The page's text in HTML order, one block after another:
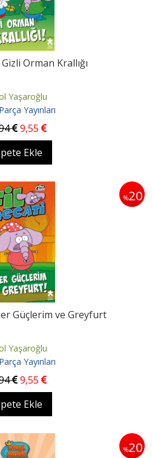
Orman Krallığı
Yaşaroğlu
Yayınları
9,55
Ekle
%20
Güçlerim ve Greyfurt
Yaşaroğlu
Yayınları
9,55
Ekle
%20